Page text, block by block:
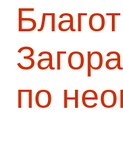
по